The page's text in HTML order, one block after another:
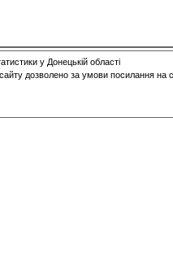
у Донецькій області
дозволено за умови посилання на